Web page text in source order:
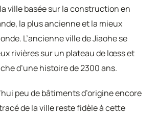
ville basée sur la construction en
la plus ancienne et la mieux
L’ancienne ville de Jiaohe se
rivières sur un plateau de lœss et
d’une histoire de 2300 ans.
peu de bâtiments d’origine encore
de la ville reste fidèle à cette